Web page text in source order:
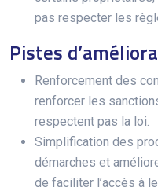
pas respecter les
Pistes
Renforcement des
renforcer les
respectent pas la loi.
Simplification des
démarches et
de faciliter l’accès à